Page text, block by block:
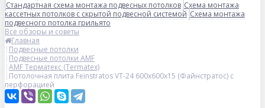
Стандартная схема монтажа подвесных потолков Схема монтажа
кассетных потолков с скрытой подвесной системой Схема монтажа
подвесного потолка грильято
Все обзоры и советы
Главная
Подвесные потолки
Подвесные потолки AMF
AMF Терматекс (Termatex)
Потолочная плита Feinstratos VT-24 600x600x15 (Файнстратос) с
перфорацией